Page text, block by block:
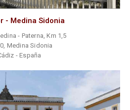
- Medina Sidonia
- Paterna, Km 1,5
Medina Sidonia
- España